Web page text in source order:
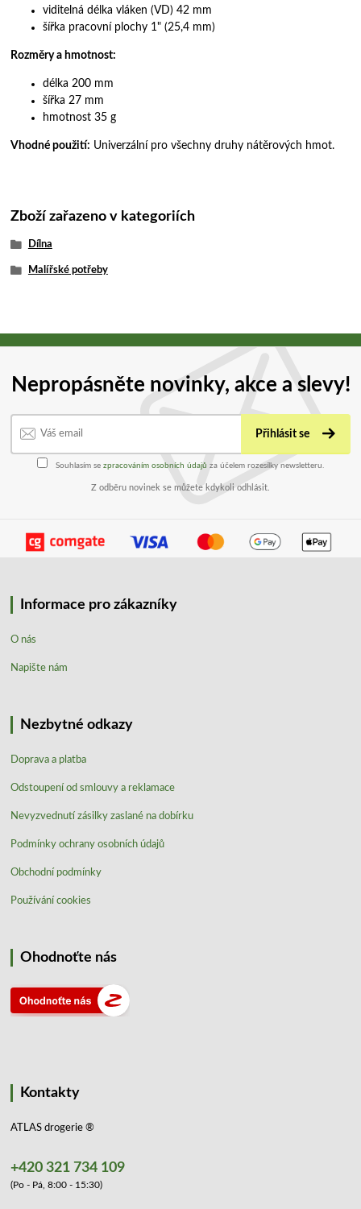
viditelná délka vláken (VD) 42 mm
šířka pracovní plochy 1" (25,4 mm)
Rozměry a hmotnost:
délka 200 mm
šířka 27 mm
hmotnost 35 g
Vhodné použití: Univerzální pro všechny druhy nátěrových hmot.
Zboží zařazeno v kategoriích
Dílna
Malířské potřeby
Nepropásněte novinky, akce a slevy!
Přihlásit se
Souhlasím se zpracováním osobních údajů za účelem rozesílky newsletteru.
Z odběru novinek se můžete kdykoli odhlásit.
Informace pro zákazníky
O nás
Napište nám
Nezbytné odkazy
Doprava a platba
Odstoupení od smlouvy a reklamace
Nevyzvednutí zásilky zaslané na dobírku
Podmínky ochrany osobních údajů
Obchodní podmínky
Používání cookies
Ohodnoťte nás
Kontakty
ATLAS drogerie ®
+420 321 734 109
(Po - Pá, 8:00 - 15:30)